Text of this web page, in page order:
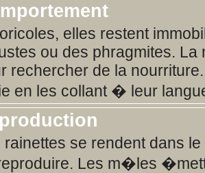
elles restent
ou des phragmites. La
rechercher de la
en les collant � leur
rainettes se rendent dans
Les m�les